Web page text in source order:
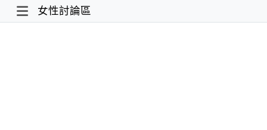
女性討論區